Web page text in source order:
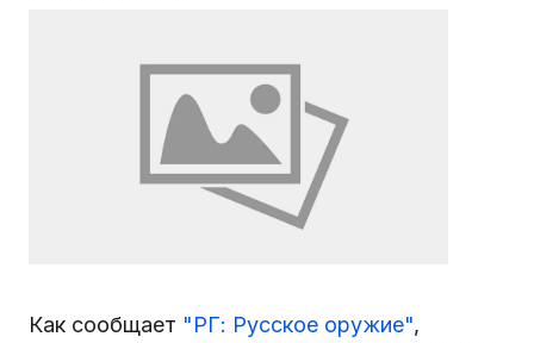
Как сообщает "РГ: Русское оружие",